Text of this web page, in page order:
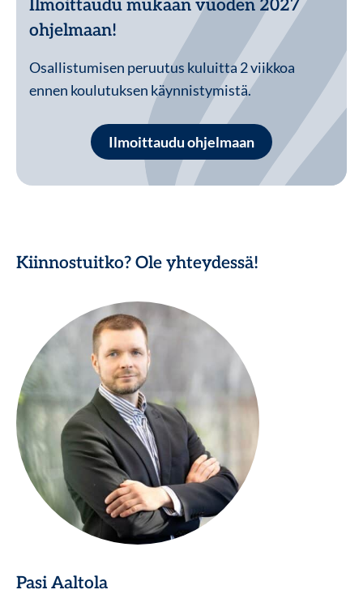
Ilmoittaudu mukaan vuoden 2027
ohjelmaan!
Osallistumisen peruutus kuluitta 2 viikkoa
ennen koulutuksen käynnistymistä.
Ilmoittaudu ohjelmaan
Kiinnostuitko? Ole yhteydessä!
Pasi Aaltola